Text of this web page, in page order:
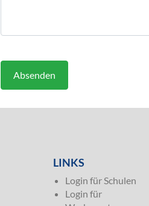
Absenden
LINKS
Login für Schulen
Login für